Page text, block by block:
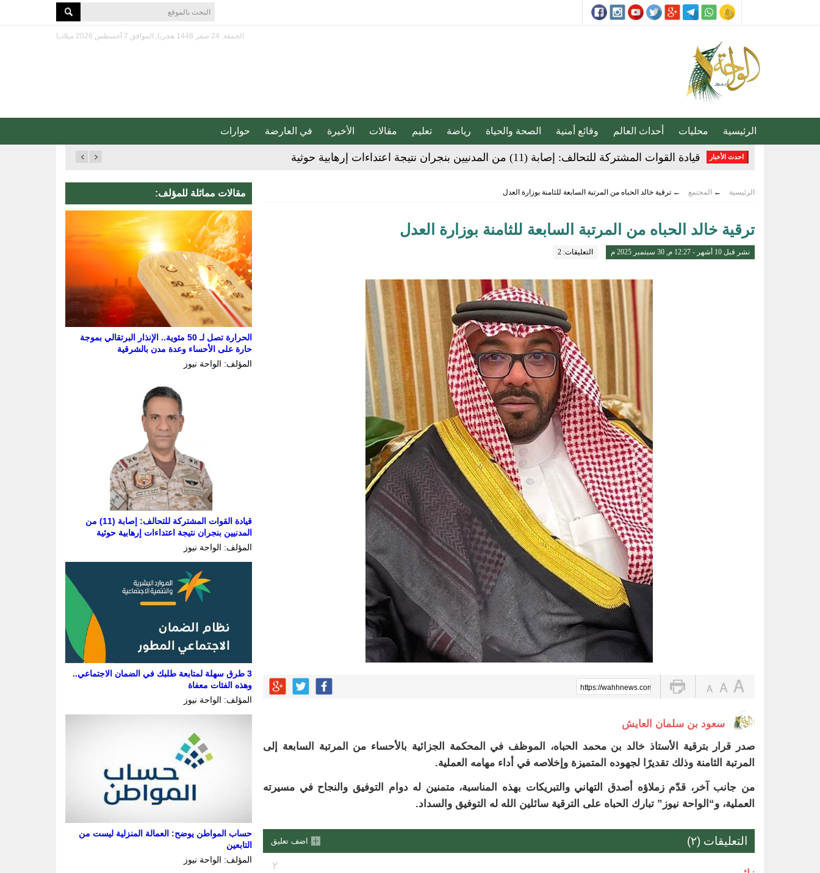
الواحة نيوز صحيفة ترصد نبض الأحساء لحظة بلحظة
الجمعة, 24 صفر 1448 هجريا, الموافق 7 أغسطس 2026 ميلاديا
الرئيسية محليات أحداث العالم وقائع أمنية الصحة والحياة رياضة تعليم مقالات الأخيرة في العارضة حوارات
احدث الأخبار
قيادة القوات المشتركة للتحالف: إصابة (11) من المدنيين بنجران نتيجة اعتداءات إرهابية حوثية
حساب المواطن يوضح: العمالة المنزلية ليست من التابعين
عبدالله السلطان: نُعلّم الشباب كيف يحوّلون الفكرة إلى “أثر”
خبيرة تغذية: قشرة الكيوي كنز صحي لا يجب التخلص منه
أمير الشرقية يطّلع على مشروع صندوق “الوقف الإسعافي” للهلال الأحمر السعودي
رسميا.. الكرواتي مارينو بوسيتش مديرا فنيًا لـ الأهلي
عقب تداول مقطع الإساءة.. اتخاذ الإجراءات النظامية بحق صيدلي للإساءة لمواطن
الحرارة تصل لـ 50 مئوية.. الإنذار البرتقالي بموجة حارة على الأحساء وعدة مدن بالشرقية
الرئيسية ← المجتمع ← ترقية خالد الحباه من المرتبة السابعة للثامنة بوزارة العدل
ترقية خالد الحباه من المرتبة السابعة للثامنة بوزارة العدل
نشر قبل 10 أشهر - 12:27 م, 30 سبتمبر 2025 م التعليقات: 2
https://wahhnews.com/?p=87099
سعود بن سلمان العايش
صدر قرار بترقية الأستاذ خالد بن محمد الحباه، الموظف في المحكمة الجزائية بالأحساء من المرتبة السابعة إلى
المرتبة الثامنة وذلك تقديرًا لجهوده المتميزة وإخلاصه في أداء مهامه العملية.
من جانب آخر، قدّم زملاؤه أصدق التهاني والتبريكات بهذه المناسبة، متمنين له دوام التوفيق والنجاح في مسيرته
العملية، و“الواحة نيوز” تبارك الحباه على الترقية سائلين الله له التوفيق والسداد.
التعليقات (٢) اضف تعليق
٢
مقالات مماثلة للمؤلف:
الحرارة تصل لـ 50 مئوية.. الإنذار البرتقالي بموجة
حارة على الأحساء وعدة مدن بالشرقية
المؤلف: الواحة نيوز
قيادة القوات المشتركة للتحالف: إصابة (11) من
المدنيين بنجران نتيجة اعتداءات إرهابية حوثية
المؤلف: الواحة نيوز
3 طرق سهلة لمتابعة طلبك في الضمان الاجتماعي..
وهذه الفئات معفاة
المؤلف: الواحة نيوز
حساب المواطن يوضح: العمالة المنزلية ليست من
التابعين
المؤلف: الواحة نيوز